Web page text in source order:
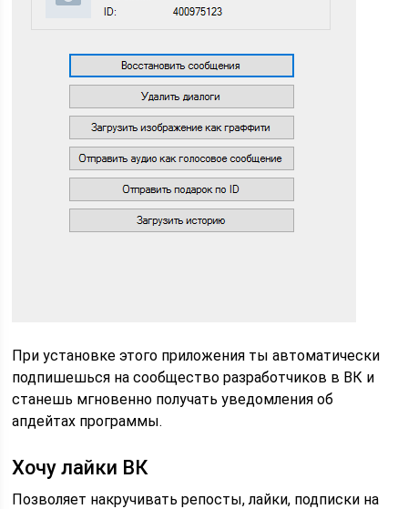
При установке этого приложения ты автоматически
подпишешься на сообщество разработчиков в ВК и
станешь мгновенно получать уведомления об
апдейтах программы.
Хочу лайки ВК
Позволяет накручивать репосты, лайки, подписки на